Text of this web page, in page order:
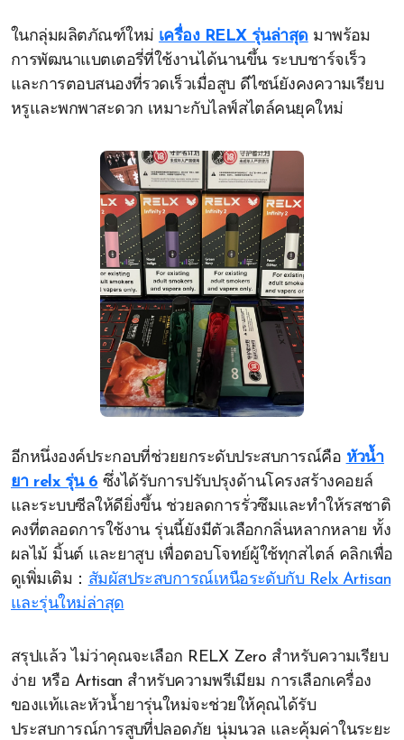
ในกลุ่มผลิตภัณฑ์ใหม่ เครื่อง RELX รุ่นล่าสุด มาพร้อม
การพัฒนาแบตเตอรี่ที่ใช้งานได้นานขึ้น ระบบชาร์จเร็ว
และการตอบสนองที่รวดเร็วเมื่อสูบ ดีไซน์ยังคงความเรียบ
หรูและพกพาสะดวก เหมาะกับไลฟ์สไตล์คนยุคใหม่
อีกหนึ่งองค์ประกอบที่ช่วยยกระดับประสบการณ์คือ หัวน้ำ
ยา relx รุ่น 6 ซึ่งได้รับการปรับปรุงด้านโครงสร้างคอยล์
และระบบซีลให้ดียิ่งขึ้น ช่วยลดการรั่วซึมและทำให้รสชาติ
คงที่ตลอดการใช้งาน รุ่นนี้ยังมีตัวเลือกกลิ่นหลากหลาย ทั้ง
ผลไม้ มิ้นต์ และยาสูบ เพื่อตอบโจทย์ผู้ใช้ทุกสไตล์ คลิกเพื่อ
ดูเพิ่มเติม： สัมผัสประสบการณ์เหนือระดับกับ Relx Artisan
และรุ่นใหม่ล่าสุด
สรุปแล้ว ไม่ว่าคุณจะเลือก RELX Zero สำหรับความเรียบ
ง่าย หรือ Artisan สำหรับความพรีเมียม การเลือกเครื่อง
ของแท้และหัวน้ำยารุ่นใหม่จะช่วยให้คุณได้รับ
ประสบการณ์การสูบที่ปลอดภัย นุ่มนวล และคุ้มค่าในระยะ